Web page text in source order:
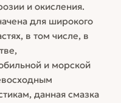
и окисления.
для широкого
в том числе, в
и морской
данная смазка